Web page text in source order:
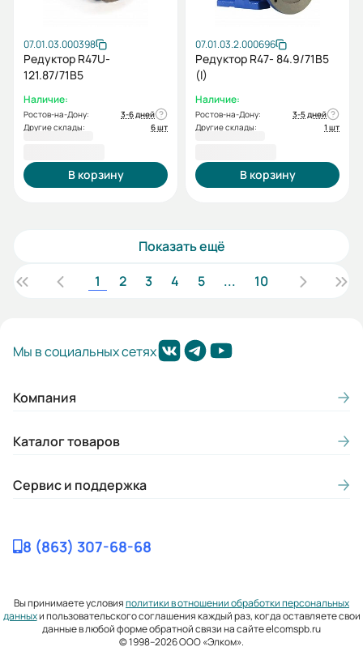
07.01.03.000398
Редуктор R47U-
121.87/71B5
Наличие:
Ростов-на-Дону:
3-6 дней
Другие склады:
6 шт
В корзину
07.01.03.2.000696
Редуктор R47- 84.9/71B5
(I)
Наличие:
Ростов-на-Дону:
3-5 дней
Другие склады:
1 шт
В корзину
Показать ещё
1
2 3 4 5 ... 10
Мы в социальных сетях
Компания
Каталог товаров
Сервис и поддержка
8 (863) 307-68-68
Вы принимаете условияполитики в отношении обработки персональных
данныхи пользовательского соглашения каждый раз, когда оставляете свои
данные в любой форме обратной связи на сайте elcomspb.ru
© 1998–2026 ООО «Элком».